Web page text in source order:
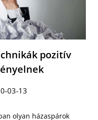
pozitív
03-13
olyan házaspárok